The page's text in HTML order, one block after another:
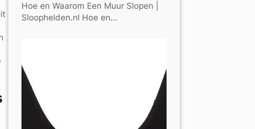
Hoe en Waarom Een Muur Slopen |
Sloophelden.nl Hoe en…